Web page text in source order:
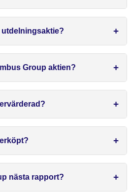
Group aktien?
nästa rapport?